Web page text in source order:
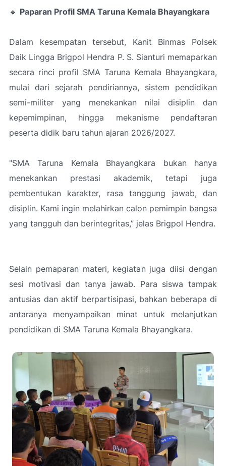
🔹 Paparan Profil SMA Taruna Kemala Bhayangkara
Dalam kesempatan tersebut, Kanit Binmas Polsek
Daik Lingga Brigpol Hendra P. S. Sianturi memaparkan
secara rinci profil SMA Taruna Kemala Bhayangkara,
mulai dari sejarah pendiriannya, sistem pendidikan
semi-militer yang menekankan nilai disiplin dan
kepemimpinan, hingga mekanisme pendaftaran
peserta didik baru tahun ajaran 2026/2027.
"SMA Taruna Kemala Bhayangkara bukan hanya
menekankan prestasi akademik, tetapi juga
pembentukan karakter, rasa tanggung jawab, dan
disiplin. Kami ingin melahirkan calon pemimpin bangsa
yang tangguh dan berintegritas,” jelas Brigpol Hendra.
Selain pemaparan materi, kegiatan juga diisi dengan
sesi motivasi dan tanya jawab. Para siswa tampak
antusias dan aktif berpartisipasi, bahkan beberapa di
antaranya menyampaikan minat untuk melanjutkan
pendidikan di SMA Taruna Kemala Bhayangkara.